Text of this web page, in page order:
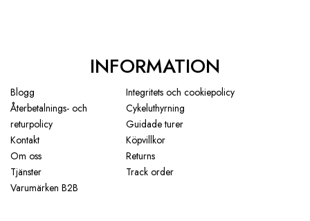
INFORMATION
Blogg
Integritets och cookiepolicy
Återbetalnings- och
returpolicy
Cykeluthyrning
Guidade turer
Kontakt
Köpvillkor
Om oss
Returns
Tjänster
Track order
Varumärken B2B